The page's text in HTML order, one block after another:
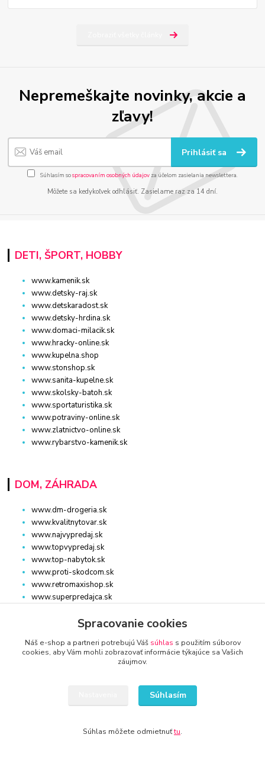
Nepremeškajte novinky, akcie a
zľavy!
Prihlásiť sa
Súhlasím sospracovaním osobných údajov za účelom zasielania newslettera.
Môžete sa kedykoľvek odhlásiť. Zasielame raz za 14 dní.
DETI, ŠPORT, HOBBY
www.kamenik.sk
www.detsky-raj.sk
www.detskaradost.sk
www.detsky-hrdina.sk
www.domaci-milacik.sk
www.hracky-online.sk
www.kupelna.shop
www.stonshop.sk
www.sanita-kupelne.sk
www.skolsky-batoh.sk
www.sportaturistika.sk
www.potraviny-online.sk
www.zlatnictvo-online.sk
www.rybarstvo-kamenik.sk
DOM, ZÁHRADA
www.dm-drogeria.sk
www.kvalitnytovar.sk
www.najvypredaj.sk
www.topvypredaj.sk
www.top-nabytok.sk
www.proti-skodcom.sk
www.retromaxishop.sk
www.superpredajca.sk
www.osvetlenie-svietidla.eu
www.zahradnicek.sk
STROJE, ZARIADENIE
Spracovanie cookies
Náš e-shop a partneri potrebujú Váš súhlas s použitím súborov
cookies, aby Vám mohli zobrazovať informácie týkajúce sa Vašich
záujmov.
Súhlasím
Súhlas môžete odmietnuťtu.